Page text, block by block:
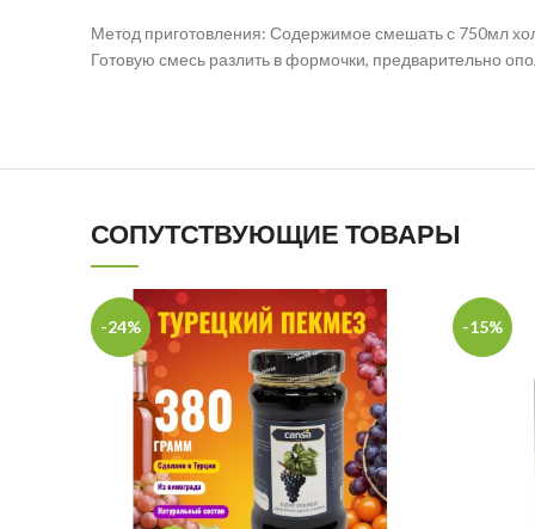
Метод приготовления: Содержимое смешать с 750мл
Готовую смесь разлить в формочки, предварительно
СОПУТСТВУЮЩИЕ ТОВАРЫ
-24% -15%